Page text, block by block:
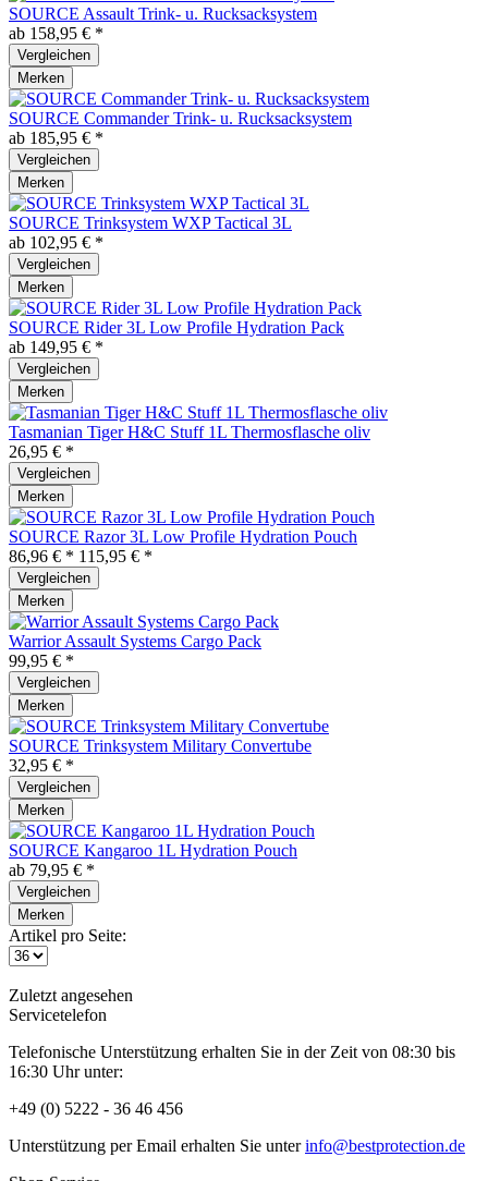
SOURCE Assault Trink- u. Rucksacksystem
ab 158,95 € *
Vergleichen
Merken
SOURCE Commander Trink- u. Rucksacksystem
ab 185,95 € *
Vergleichen
Merken
SOURCE Trinksystem WXP Tactical 3L
ab 102,95 € *
Vergleichen
Merken
SOURCE Rider 3L Low Profile Hydration Pack
ab 149,95 € *
Vergleichen
Merken
Tasmanian Tiger H&C Stuff 1L Thermosflasche oliv
26,95 € *
Vergleichen
Merken
SOURCE Razor 3L Low Profile Hydration Pouch
86,96 € * 115,95 € *
Vergleichen
Merken
Warrior Assault Systems Cargo Pack
99,95 € *
Vergleichen
Merken
SOURCE Trinksystem Military Convertube
32,95 € *
Vergleichen
Merken
SOURCE Kangaroo 1L Hydration Pouch
ab 79,95 € *
Vergleichen
Merken
Artikel pro Seite:
Zuletzt angesehen
Servicetelefon
Telefonische Unterstützung erhalten Sie in der Zeit von 08:30 bis
16:30 Uhr unter:
+49 (0) 5222 - 36 46 456
Unterstützung per Email erhalten Sie unterinfo@bestprotection.de